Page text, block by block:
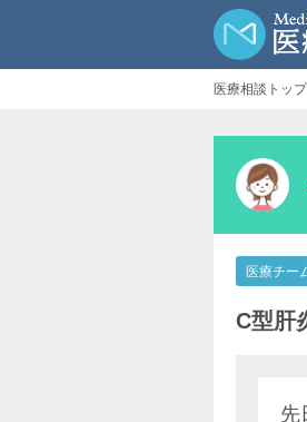
医療相談トッ
医療チー
C型肝
先